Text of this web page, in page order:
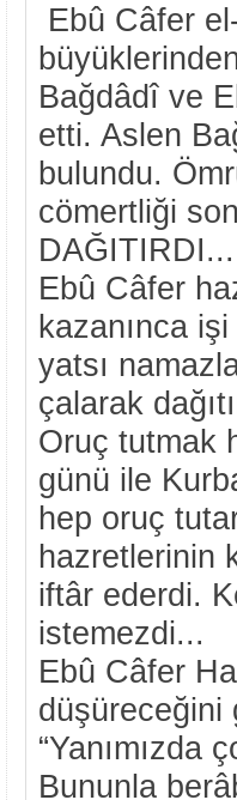
Ebû Câfer
Bağdâdî ve
etti. Aslen
bulundu.
cömertliği
DAĞITIRDI...
Ebû Câfer
kazanınca
yatsı
çalarak
Oruç tutmak
günü ile
hep oruç
hazretlerinin
iftâr ederdi.
istemezdi...
Ebû Câfer
“Yanımızda
Bununla